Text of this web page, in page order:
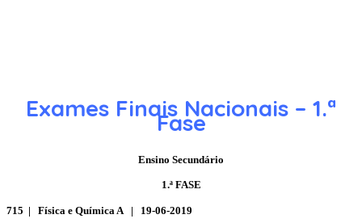
Exames Finais Nacionais – 1.ª
Fase
Ensino Secundário
1.ª FASE
715 | Física e Química A | 19-06-2019